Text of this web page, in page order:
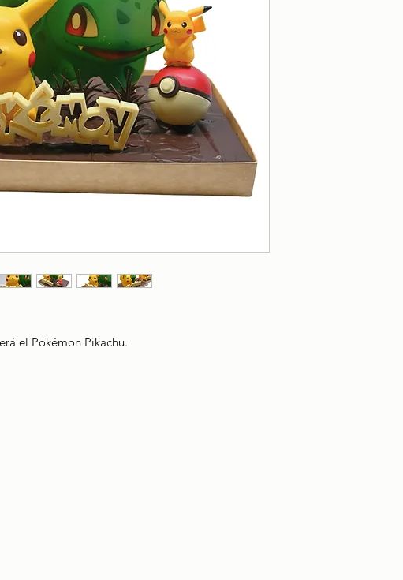
el Pokémon Pikachu.